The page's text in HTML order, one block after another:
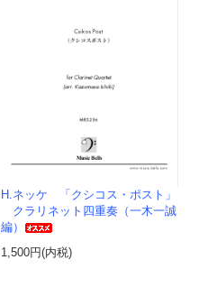
H.ネッケ 「クシコス・ポスト」
クラリネット四重奏（一木一誠
編）
1,500円(内税)